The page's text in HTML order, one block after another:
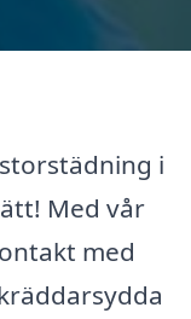
i
Med vår
med